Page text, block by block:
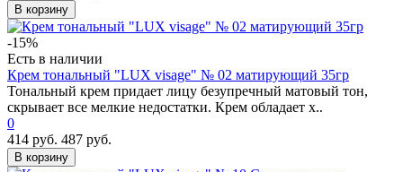
В корзину
-15%
Есть в наличии
Крем тональный "LUX visage" № 02 матирующий 35гр
Тональный крем придает лицу безупречный матовый тон,
скрывает все мелкие недостатки. Крем обладает х..
0
414 руб. 487 руб.
В корзину